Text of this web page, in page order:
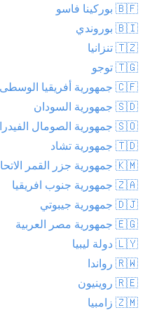
🇧🇫 بوركينا فاسو
🇧🇮 بوروندي
🇹🇿 تنزانيا
🇹🇬 توجو
🇨🇫 جمهورية أفريقيا الوسطى
🇸🇩 جمهورية السودان
🇸🇴 جمهورية الصومال الفيدرالية
🇹🇩 جمهورية تشاد
🇰🇲 جمهورية جزر القمر الاتحادية الإسلامية
🇿🇦 جمهورية جنوب افريقيا
🇩🇯 جمهورية جيبوتي
🇪🇬 جمهورية مصر العربية
🇱🇾 دولة ليبيا
🇷🇼 رواندا
🇷🇪 روينيون
🇿🇲 زامبيا